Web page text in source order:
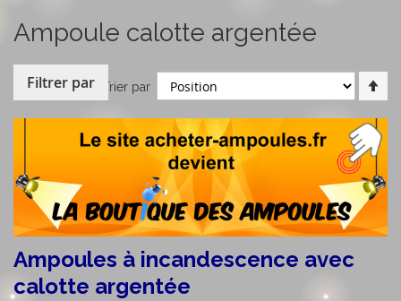
contenu
Ampoule calotte argentée
Ampoules à incandescence avec
calotte argentée
Trier par
Filtrer par